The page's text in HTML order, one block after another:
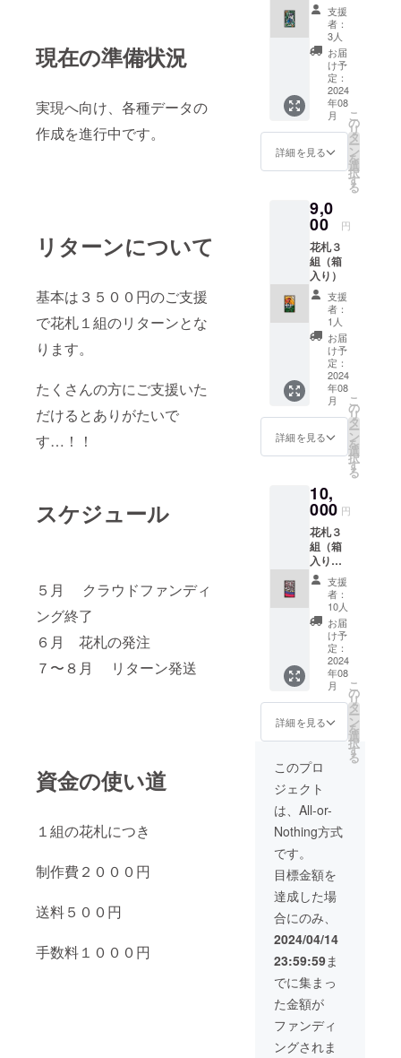
現在の準備状況
実現へ向け、各種データの
作成を進行中です。
リターンについて
基本は３５００円のご支援
で花札１組のリターンとな
ります。
たくさんの方にご支援いた
だけるとありがたいで
す…！！
スケジュール
５月 クラウドファンディ
ング終了
６月 花札の発注
７〜８月 リターン発送
資金の使い道
１組の花札につき
制作費２０００円
送料５００円
手数料１０００円
支援
者：
3人
お届
け予
定：
2024
年08
月
詳細を見る
こ
の
リ
タ
ー
ン
を
選
択
す
る
9,0
00 円
花札３
組（箱
入り）
支援
者：
1人
お届
け予
定：
2024
年08
月
詳細を見る
こ
の
リ
タ
ー
ン
を
選
択
す
る
10,
000 円
花札３
組（箱
入り）
＋オリ
ジナル
ポスト
カード
１０種
１０枚
セット
支援
者：
10人
お届
け予
定：
2024
年08
月
詳細を見る
こ
の
リ
タ
ー
ン
を
選
択
す
る
このプロ
ジェクト
は、All-or-
Nothing方式
です。
目標金額を
達成した場
合にのみ、
2024/04/14
23:59:59ま
でに集まっ
た金額が
ファンディ
ングされま